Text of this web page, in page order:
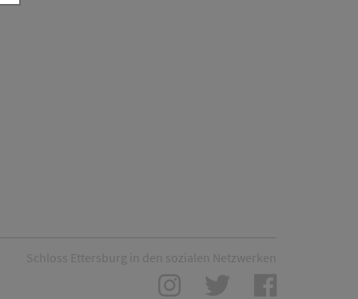
Schloss Ettersburg in den sozialen Netzwerken